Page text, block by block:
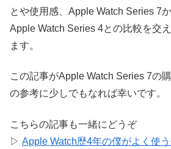
とや使用感、 Apple Watch Series 7
Apple Watch Series 4との比較を交
ます。
この記事がApple Watch Series 7の
の参考に少しでもなれば幸いです。
こちらの記事も一緒にどうぞ
▷ Apple Watch歴4年の僕がよく使